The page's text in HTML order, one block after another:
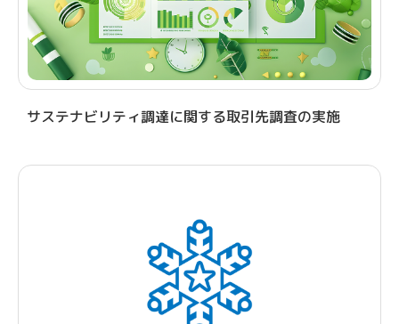
サステナビリティ調達に関する取引先調査の実施